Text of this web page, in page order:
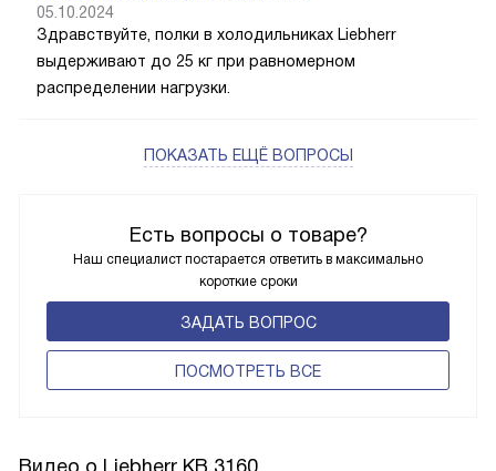
Есть вопросы о товаре?
Наш специалист постарается ответить в максимально
короткие сроки
ЗАДАТЬ ВОПРОС
ПОCМОТРЕТЬ ВСЕ
05.10.2024
Здравствуйте, полки в холодильниках Liebherr
выдерживают до 25 кг при равномерном
распределении нагрузки.
ПОКАЗАТЬ ЕЩЁ ВОПРОСЫ
Видео о Liebherr KB 3160